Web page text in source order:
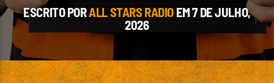
FAIXA ATUAL
THE GAME
VOLTSTORM
ESCRITO PORALL STARS RADIO EM 7 DE JULHO,
2026